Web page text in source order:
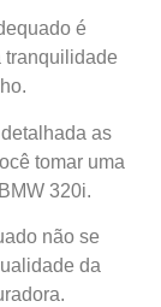
é
tranquilidade
as
tomar uma
320i.
não se
da